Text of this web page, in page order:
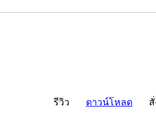
รีวิว ดาวน์โหลด